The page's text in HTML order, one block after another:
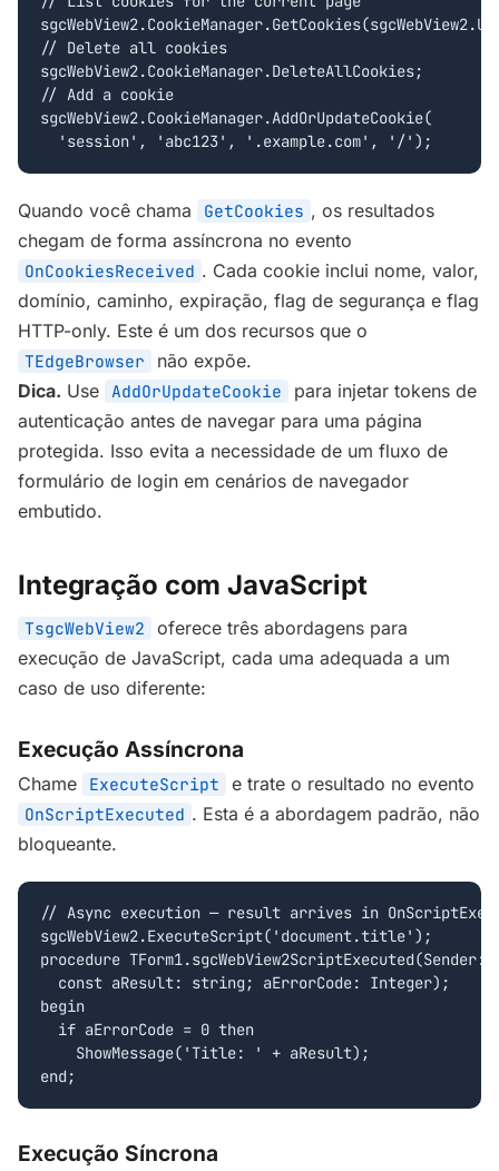
// Delete all cookies
sgcWebView2.CookieManager.DeleteAllCookies;
// Add a cookie
sgcWebView2.CookieManager.AddOrUpdateCookie(
  'session', 'abc123', '.example.com', '/');
Quando você chama GetCookies , os resultados
chegam de forma assíncrona no evento
OnCookiesReceived . Cada cookie inclui nome, valor,
domínio, caminho, expiração, flag de segurança e flag
HTTP-only. Este é um dos recursos que o
TEdgeBrowser
não expõe.
Dica. Use AddOrUpdateCookie
para injetar tokens de
autenticação antes de navegar para uma página
protegida. Isso evita a necessidade de um fluxo de
formulário de login em cenários de navegador
embutido.
Integração com JavaScript
TsgcWebView2
oferece três abordagens para
execução de JavaScript, cada uma adequada a um
caso de uso diferente:
Execução Assíncrona
Chame ExecuteScript e trate o resultado no evento
OnScriptExecuted . Esta é a abordagem padrão, não
bloqueante.
// Async execution — result arrives in
sgcWebView2.ExecuteScript('document.title');
procedure TForm1.sgcWebView2ScriptExecuted(Sender:
  const aResult: string; aErrorCode: Integer);
begin
  if aErrorCode = 0 then
    ShowMessage('Title: ' + aResult);
end;
Execução Síncrona